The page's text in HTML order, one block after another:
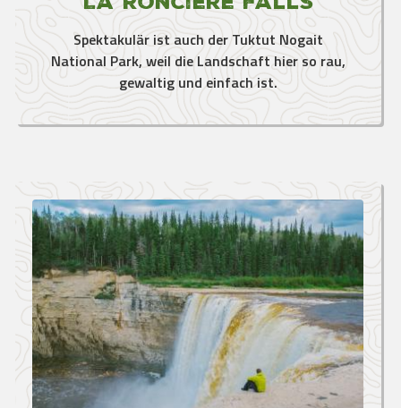
Spektakulär ist auch der Tuktut Nogait
National Park, weil die Landschaft hier so rau,
gewaltig und einfach ist.